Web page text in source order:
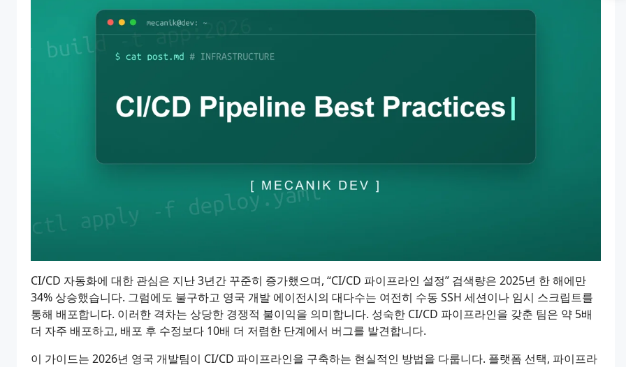
CI/CD 자동화에 대한 관심은 지난 3년간 꾸준히 증가했으며, “CI/CD 파이프라인 설정” 검색량은 2025년 한 해에만
34% 상승했습니다. 그럼에도 불구하고 영국 개발 에이전시의 대다수는 여전히 수동 SSH 세션이나 임시 스크립트를
통해 배포합니다. 이러한 격차는 상당한 경쟁적 불이익을 의미합니다. 성숙한 CI/CD 파이프라인을 갖춘 팀은 약 5배
더 자주 배포하고, 배포 후 수정보다 10배 더 저렴한 단계에서 버그를 발견합니다.
이 가이드는 2026년 영국 개발팀이 CI/CD 파이프라인을 구축하는 현실적인 방법을 다룹니다. 플랫폼 선택, 파이프라